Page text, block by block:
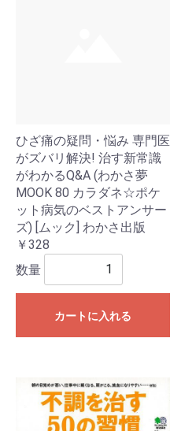
ひざ痛の疑問・悩み 専門医
がズバリ解決! 治す新常識
がわかるQ&A (わかさ夢
MOOK 80 カラダネ☆ポケ
ット病気のベストアンサー
ズ) [ムック] わかさ出版
￥328
数量
カートに入れる